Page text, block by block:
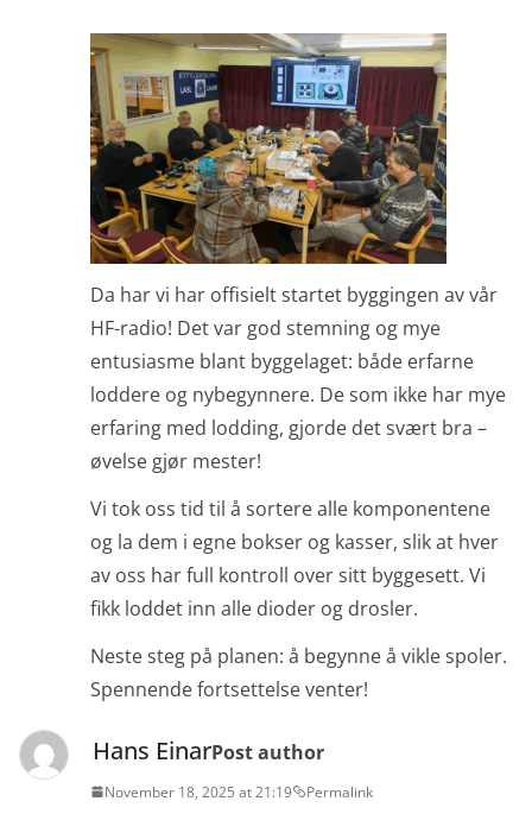
Da har vi har offisielt startet byggingen av vår
HF-radio! Det var god stemning og mye
entusiasme blant bygge­laget: både erfarne
loddere og nybegynnere. De som ikke har mye
erfaring med lodding, gjorde det svært bra –
øvelse gjør mester!
Vi tok oss tid til å sortere alle komponentene
og la dem i egne bokser og kasser, slik at hver
av oss har full kontroll over sitt byggesett. Vi
fikk loddet inn alle dioder og drosler.
Neste steg på planen: å begynne å vikle spoler.
Spennende fortsettelse venter!
Hans EinarPost author
November 18, 2025 at 21:19 Permalink